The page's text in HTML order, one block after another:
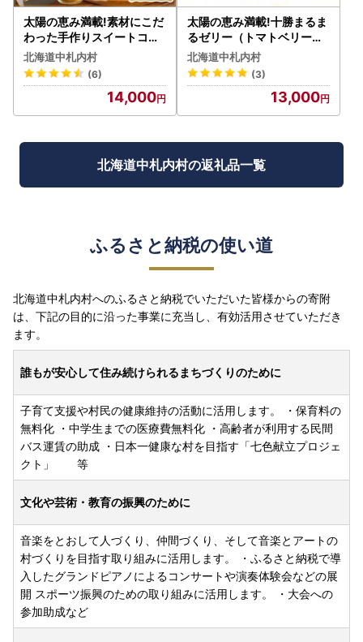
太陽の恵み満載!素材にこだ
わった手作りスイートコー
ンスープ[E1-2C]
北海道中札内村
(6)
14,000
太陽の恵み満載!十勝まるま
るゼリー（トマトベリー）
とカラフルなミニトマトゼ
リー10個セット[E1-3B]
北海道中札内村
(3)
13,000
北海道中札内村の返礼品一覧
ふるさと納税の使い道
北海道中札内村へのふるさと納税でいただいた皆様からの寄附
は、下記の目的に沿った事業に充当し、有効活用させていただき
ます。
誰もが安心して住み続けられるまちづくりのために
子育て支援や村民の健康維持の活動に活用します。 ・保育料の
無料化 ・中学生までの医療費無料化 ・高齢者が利用する民間
バス運賃の助成 ・日本一健康な村を目指す「七色献立プロジェ
クト」 等
文化や芸術・教育の振興のために
音楽をとおして人づくり、仲間づくり、そして音楽とアートの
村づくりを目指す取り組みに活用します。 ・ふるさと納税で導
入したグランドピアノによるコンサートや演奏体験会などの展
開 スポーツ振興のための取り組みに活用します。 ・大会への
参加助成など